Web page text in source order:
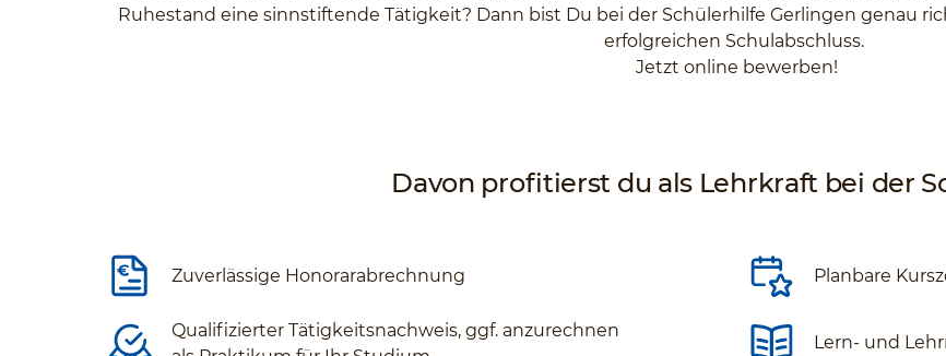
Ruhestand eine sinnstiftende Tätigkeit? Dann bist Du bei der Schülerhilfe Gerlingen genau
erfolgreichen Schulabschluss.
Jetzt online bewerben!
Davon profitierst du als Lehrkraft bei der
Zuverlässige Honorarabrechnung
Qualifizierter Tätigkeitsnachweis, ggf. anzurechnen
Planbare
Lern- und